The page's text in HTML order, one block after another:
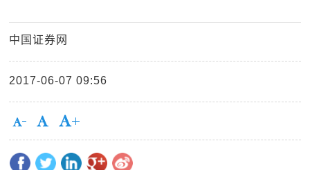
中国证券网
2017-06-07 09:56